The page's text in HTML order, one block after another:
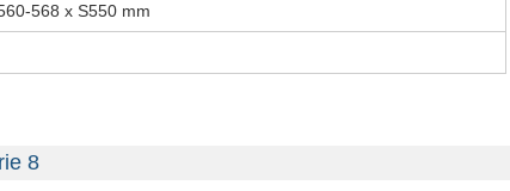
568 x S550 mm
8